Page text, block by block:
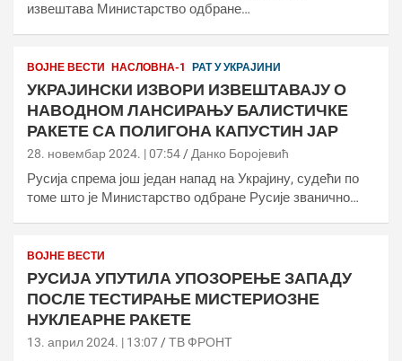
извештава Министарство одбране…
ВОЈНЕ ВЕСТИ НАСЛОВНА-1 РАТ У УКРАЈИНИ
УКРАЈИНСКИ ИЗВОРИ ИЗВЕШТАВАЈУ О
НАВОДНОМ ЛАНСИРАЊУ БАЛИСТИЧКЕ
РАКЕТЕ СА ПОЛИГОНА КАПУСТИН ЈАР
28. новембар 2024. | 07:54 Данко Боројевић
Русија спрема још један напад на Украјину, судећи по
томе што је Министарство одбране Русије званично…
ВОЈНЕ ВЕСТИ
РУСИЈА УПУТИЛА УПОЗОРЕЊЕ ЗАПАДУ
ПОСЛЕ ТЕСТИРАЊЕ МИСТЕРИОЗНЕ
НУКЛЕАРНЕ РАКЕТЕ
13. април 2024. | 13:07 ТВ ФРОНТ